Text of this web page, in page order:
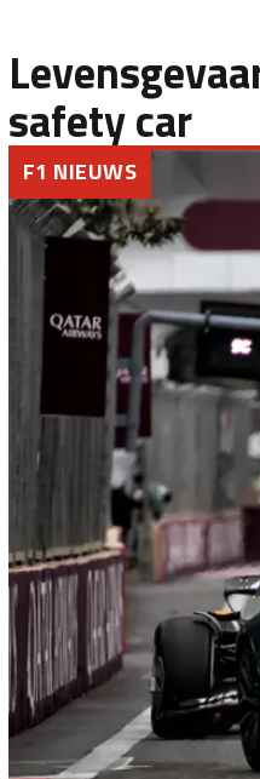
safety car
F1 NIEUWS